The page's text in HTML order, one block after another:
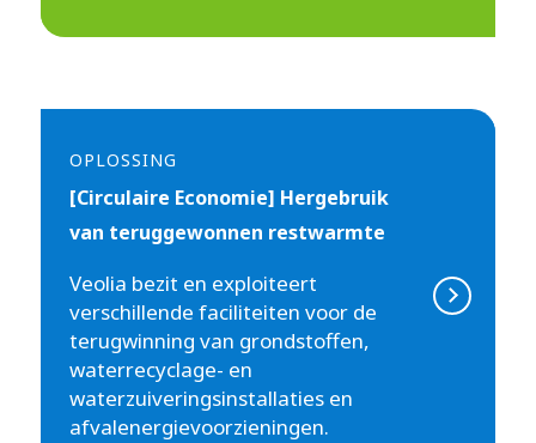
OPLOSSING
[Circulaire Economie] Hergebruik
van teruggewonnen restwarmte
Veolia bezit en exploiteert
verschillende faciliteiten voor de
terugwinning van grondstoffen,
waterrecyclage- en
waterzuiveringsinstallaties en
afvalenergievoorzieningen.